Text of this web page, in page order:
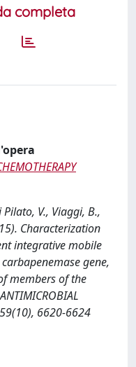
completa
V., Viaggi, B.,
Characterization
integrative mobile
gene,
members of the
59(10), 6620-6624